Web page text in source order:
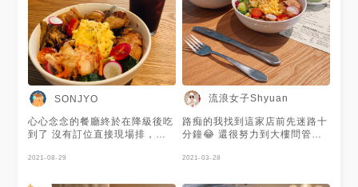
SONJYO
心心念念的餐廳終於在降級後吃
到了 沒有訂位直接現場排，以
就等到了讚讚 整體環境、餐點
2021-08-29
流浪女子Shyuan
路痴的我找到這家店前先迷路十
分鐘😂 還很努力到大樓問管理
煎雞腿碗💰330 我選擇的是沙拉
2021-03-28